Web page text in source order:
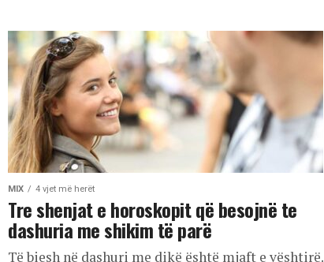
MIX 4 vjet më herët
Tre shenjat e horoskopit që besojnë te
dashuria me shikim të parë
Të biesh në dashuri me dikë është mjaft e vështirë.